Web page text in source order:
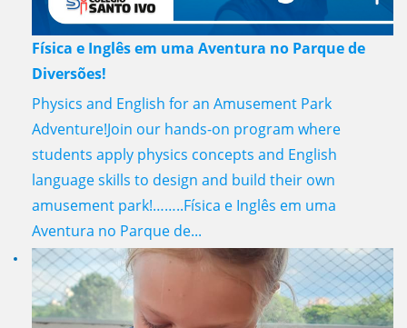
Física e Inglês em uma Aventura no Parque de
Diversões!
Physics and English for an Amusement Park
Adventure!Join our hands-on program where
students apply physics concepts and English
language skills to design and build their own
amusement park!……..Física e Inglês em uma
Aventura no Parque de...